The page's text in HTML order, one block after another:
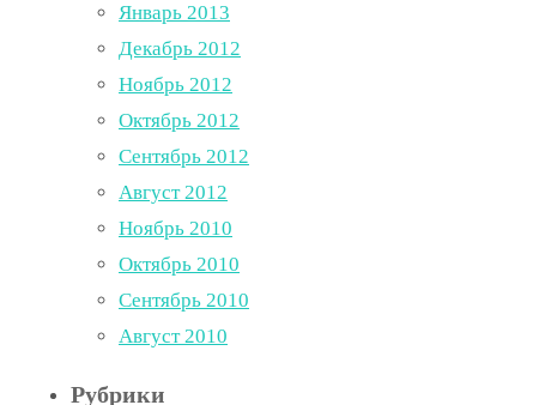
Январь 2013
Декабрь 2012
Ноябрь 2012
Октябрь 2012
Сентябрь 2012
Август 2012
Ноябрь 2010
Октябрь 2010
Сентябрь 2010
Август 2010
Рубрики